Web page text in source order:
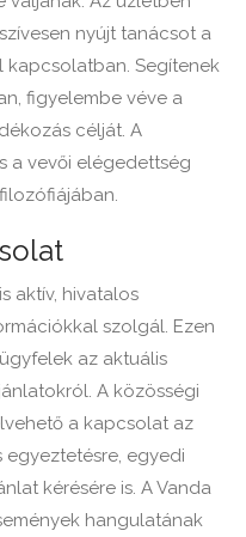
nyújt tanácsot a
kapcsolatban. Segítenek
figyelembe véve a
célját. A
a vevői elégedettség
aktív, hivatalos
szolgál. Ezen
az aktuális
A közösségi
a kapcsolat az
egyeztetésre, egyedi
kérésére is. A Vanda
hangulatának